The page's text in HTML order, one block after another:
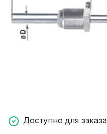
Доступно для заказа